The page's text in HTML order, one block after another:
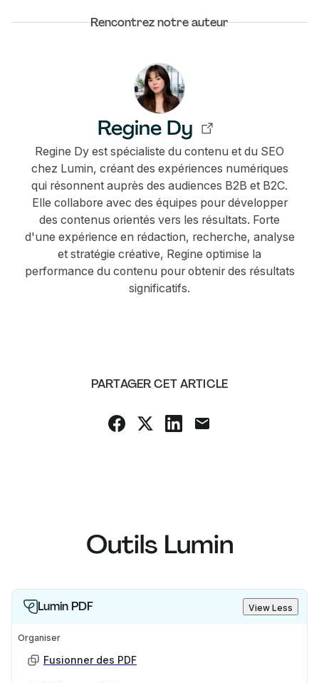
Rencontrez notre auteur
Regine Dy
Regine Dy est spécialiste du contenu et du SEO
chez Lumin, créant des expériences numériques
qui résonnent auprès des audiences B2B et B2C.
Elle collabore avec des équipes pour développer
des contenus orientés vers les résultats. Forte
d'une expérience en rédaction, recherche, analyse
et stratégie créative, Regine optimise la
performance du contenu pour obtenir des résultats
significatifs.
PARTAGER CET ARTICLE
Outils Lumin
Lumin PDF View Less
Organiser
Fusionner des PDF